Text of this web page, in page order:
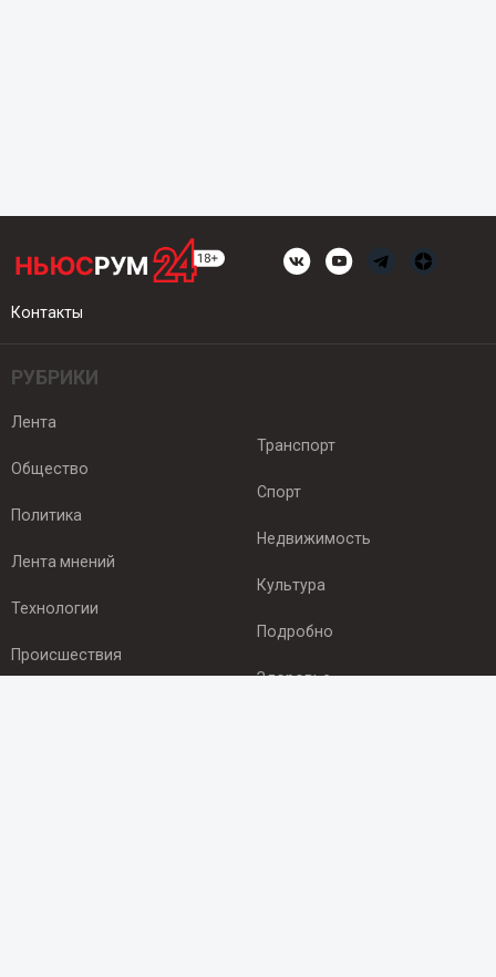
Контакты
РУБРИКИ
Лента
Общество
Политика
Лента мнений
Технологии
Происшествия
Транспорт
Спорт
Недвижимость
Культура
Подробно
Здоровье